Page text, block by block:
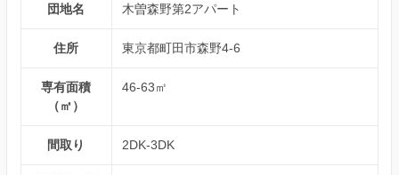
団地名 木曽森野第2アパート
住所 東京都町田市森野4-6
専有面積
（㎡）
46-63㎡
間取り 2DK-3DK